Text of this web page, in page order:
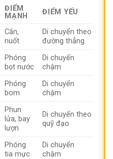
ĐIỂM
MẠNH
ĐIỂM YẾU
Cắn,
nuốt
Di chuyển theo
đường thẳng
Phóng
bọt nước
Di chuyển
chậm
Phóng
bom
Di chuyển
chậm
Phun
lửa, bay
lượn
Di chuyển theo
quỹ đạo
Phóng
tia mực
Di chuyển
chậm